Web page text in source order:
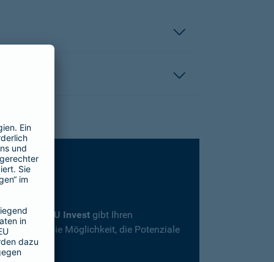
SBU Invest gibt Ihren
und die Möglichkeit, die Potenziale